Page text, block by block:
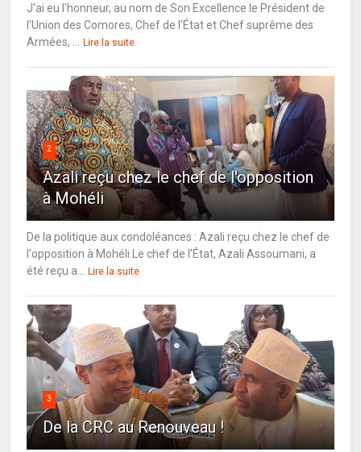
J'ai eu l'honneur, au nom de Son Excellence le Président de
l'Union des Comores, Chef de l'État et Chef suprême des
Armées, ...
Lire la suite
2
Azali reçu chez le chef de l'opposition
à Mohéli
De la politique aux condoléances : Azali reçu chez le chef de
l'opposition à Mohéli Le chef de l'État, Azali Assoumani, a
été reçu a...
Lire la suite
3
De la CRC au Renouveau !